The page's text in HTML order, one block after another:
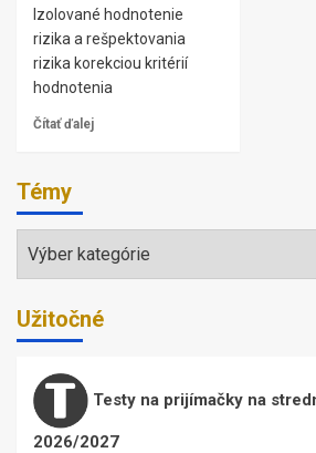
Izolované hodnotenie
rizika a rešpektovania
rizika korekciou kritérií
hodnotenia
Čítať ďalej
Témy
Témy
Užitočné
Testy na prijímačky na
2026/2027